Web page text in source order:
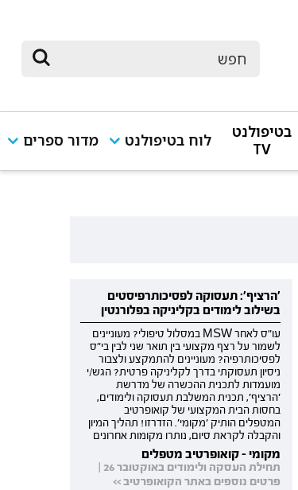
בטיפולנט
TV
לוח בטיפולנט מדור ספרים
'הרציף': תעסוקה לפסיכותרפיסטים
בשילוב לימודים בקליניקה בפלורנטין
עו"ס לאחר MSW במסלול טיפולי? מעוניינים
לשמור על רצף מקצועי בין תואר שני לבין בי"ס
לפסיכותרפיה? מעוניינים להתמקצע ולצבור
ניסיון תעסוקתי בדרך לקליניקה פרטית? הגש/י
מועמדות לתכנית ההכשרה של מדרשת
'הרציף', תכנית המשלבת תעסוקה ולימודים,
בחסות הבית המקצועי של קואופרטיב
המטפלים הותיק 'מקומי'. הזדרזו! תהליך המיון
והקבלה לקראת סיום, נותרו מקומות אחרונים
מקומי - קואופרטיב מטפלים
תחילת העסקה ולימודים באוקטובר 26 |
פרטים נוספים באתר הקואופרטיב >>